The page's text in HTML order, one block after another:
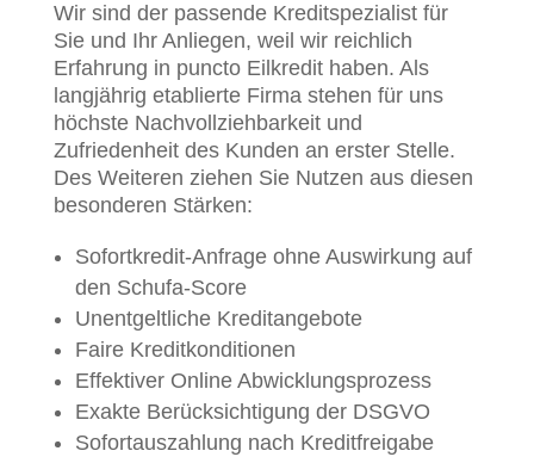
Wir sind der passende Kreditspezialist für
Sie und Ihr Anliegen, weil wir reichlich
Erfahrung in puncto Eilkredit haben. Als
langjährig etablierte Firma stehen für uns
höchste Nachvollziehbarkeit und
Zufriedenheit des Kunden an erster Stelle.
Des Weiteren ziehen Sie Nutzen aus diesen
besonderen Stärken:
Sofortkredit-Anfrage ohne Auswirkung auf
den Schufa-Score
Unentgeltliche Kreditangebote
Faire Kreditkonditionen
Effektiver Online Abwicklungsprozess
Exakte Berücksichtigung der DSGVO
Sofortauszahlung nach Kreditfreigabe